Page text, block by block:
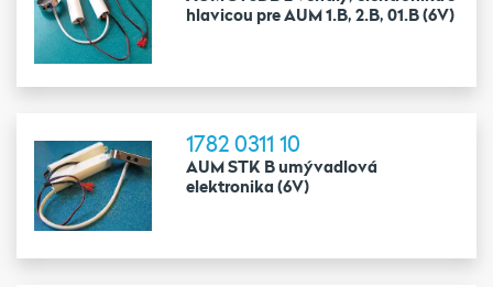
hlavicou pre AUM 1.B, 2.B, 01.B (6V)
1782 0311 10
AUM STK B umývadlová
elektronika (6V)